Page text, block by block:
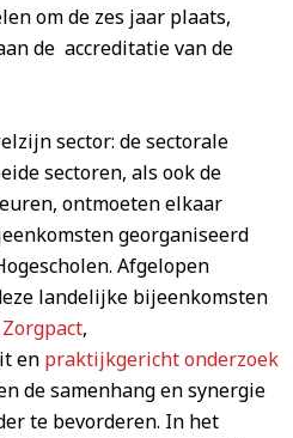
om de zes jaar plaats,
de accreditatie van de
sector: de sectorale
sectoren, als ook de
ontmoeten elkaar
georganiseerd
Afgelopen
landelijke bijeenkomsten
Zorgpact,
en praktijkgericht onderzoek
de samenhang en synergie
te bevorderen. In het